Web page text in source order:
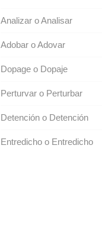
Analizar o Analisar
Adobar o Adovar
Dopage o Dopaje
Perturvar o Perturbar
Detención o Detención
Entredicho o Entredicho